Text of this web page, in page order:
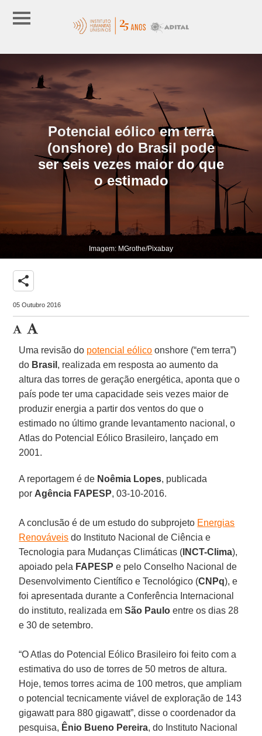
Potencial eólico em terra
(onshore) do Brasil pode
ser seis vezes maior do que
o estimado
Imagem: MGrothe/Pixabay
share
05 Outubro 2016
Uma revisão do potencial eólico onshore (“em terra”)
do Brasil , realizada em resposta ao aumento da
altura das torres de geração energética, aponta que o
país pode ter uma capacidade seis vezes maior de
produzir energia a partir dos ventos do que o
estimado no último grande levantamento nacional, o
Atlas do Potencial Eólico Brasileiro, lançado em
2001.
A reportagem é de Noêmia Lopes, publicada
por Agência FAPESP, 03-10-2016.
A conclusão é de um estudo do subprojeto Energias
Renováveis do Instituto Nacional de Ciência e
Tecnologia para Mudanças Climáticas ( INCT-Clima),
apoiado pela FAPESP e pelo Conselho Nacional de
Desenvolvimento Científico e Tecnológico (CNPq), e
foi apresentada durante a Conferência Internacional
do instituto, realizada emSão Paulo entre os dias 28
e 30 de setembro.
“O Atlas do Potencial Eólico Brasileiro foi feito com a
estimativa do uso de torres de 50 metros de altura.
Hoje, temos torres acima de 100 metros, que ampliam
o potencial tecnicamente viável de exploração de 143
gigawatt para 880 gigawatt”, disse o coordenador da
pesquisa, Ênio Bueno Pereira, do Instituto Nacional